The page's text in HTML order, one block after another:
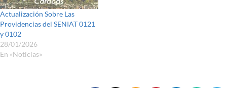
Actualización Sobre Las
Providencias del SENIAT 0121
y 0102
28/01/2026
En «Noticias»